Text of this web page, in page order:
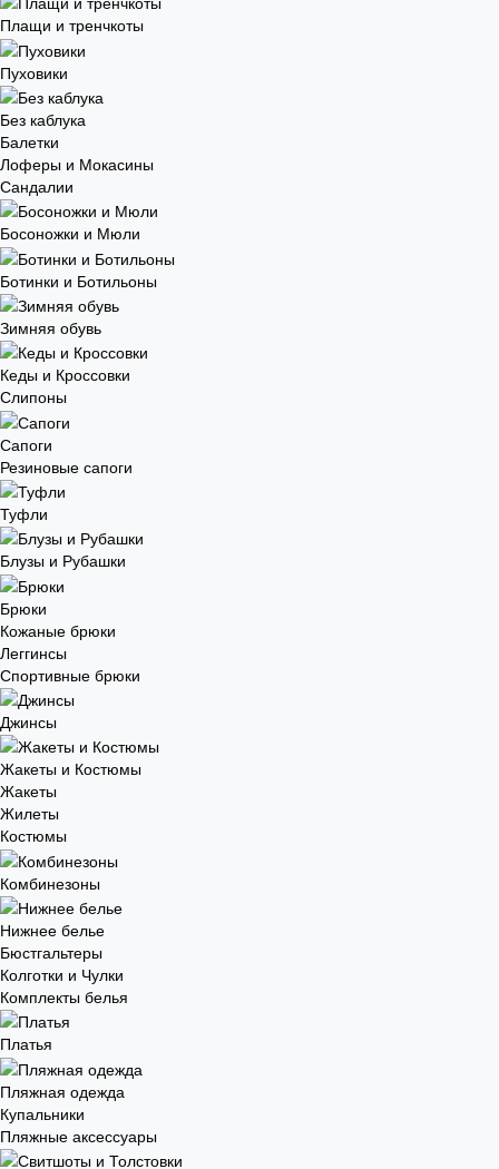
Плащи и тренчкоты
Пуховики
Без каблука
Балетки
Лоферы и Мокасины
Сандалии
Босоножки и Мюли
Ботинки и Ботильоны
Зимняя обувь
Кеды и Кроссовки
Слипоны
Сапоги
Резиновые сапоги
Туфли
Блузы и Рубашки
Брюки
Кожаные брюки
Леггинсы
Спортивные брюки
Джинсы
Жакеты и Костюмы
Жакеты
Жилеты
Костюмы
Комбинезоны
Нижнее белье
Бюстгальтеры
Колготки и Чулки
Комплекты белья
Платья
Пляжная одежда
Купальники
Пляжные аксессуары